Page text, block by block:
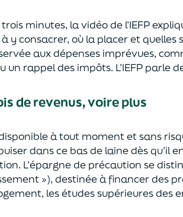
minutes, la vidéo de l’IEFP
y consacrer, où la placer et quelles
aux dépenses imprévues,
un rappel des impôts. L’IEFP parle
de revenus, voire plus
à tout moment et sans
dans ce bas de laine dès qu’il
L’épargne de précaution se
»), destinée à financer des
les études supérieures